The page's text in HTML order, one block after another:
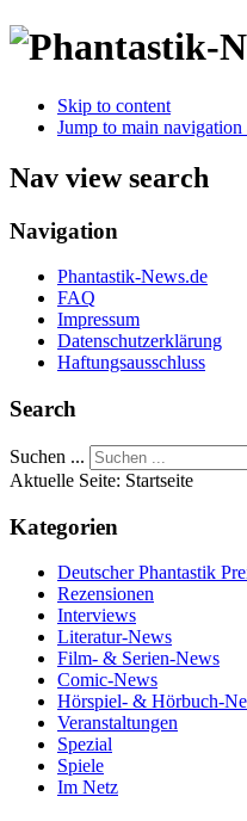
Skip to content
Jump to main navigation
Nav view search
Navigation
Phantastik-News.de
FAQ
Impressum
Datenschutzerklärung
Haftungsausschluss
Search
Suchen ...
Aktuelle Seite: Startseite
Kategorien
Deutscher Phantastik
Rezensionen
Interviews
Literatur-News
Film- & Serien-News
Comic-News
Hörspiel- & Hörbuch-
Veranstaltungen
Spezial
Spiele
Im Netz